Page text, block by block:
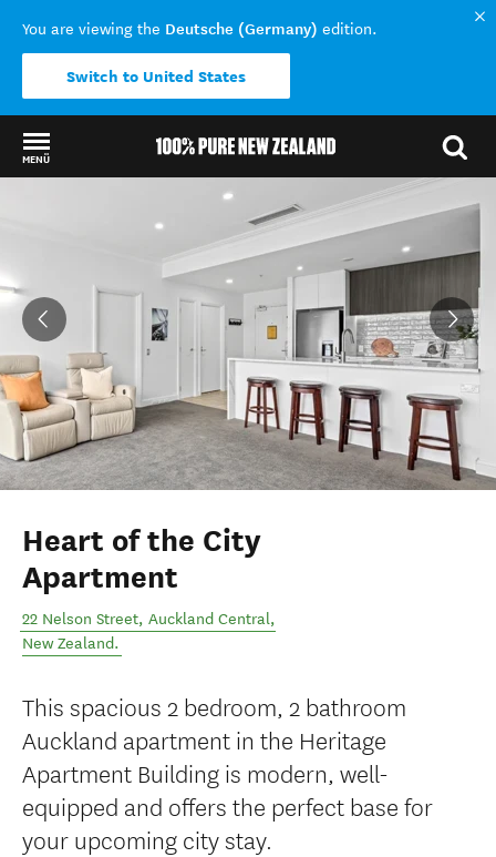
You are viewing the Deutsche (Germany) edition.
Switch to United States
MENÜ
Heart of the City
Apartment
22 Nelson Street, Auckland Central,
New Zealand.
This spacious 2 bedroom, 2 bathroom
Auckland apartment in the Heritage
Apartment Building is modern, well-
equipped and offers the perfect base for
your upcoming city stay.